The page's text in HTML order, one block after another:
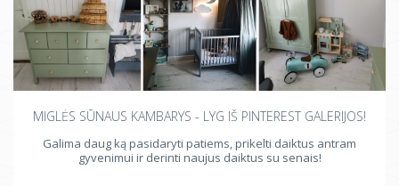
MIGLĖS SŪNAUS KAMBARYS - LYG IŠ PINTEREST GALERIJOS!
Galima daug ką pasidaryti patiems, prikelti daiktus antram
gyvenimui ir derinti naujus daiktus su senais!